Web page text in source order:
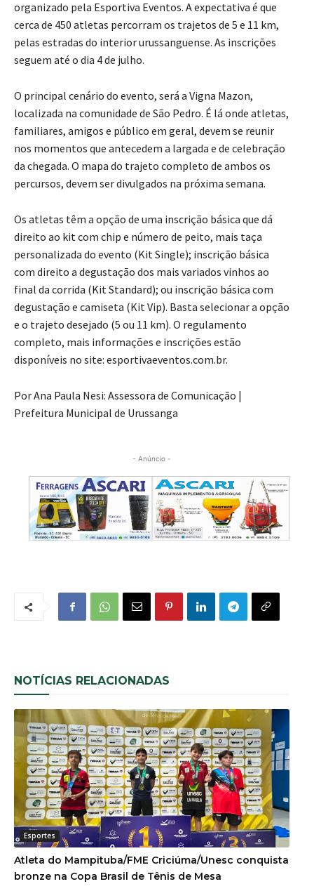
organizado pela Esportiva Eventos. A expectativa é que
cerca de 450 atletas percorram os trajetos de 5 e 11 km,
pelas estradas do interior urussanguense. As inscrições
seguem até o dia 4 de julho.
O principal cenário do evento, será a Vigna Mazon,
localizada na comunidade de São Pedro. É lá onde atletas,
familiares, amigos e público em geral, devem se reunir
nos momentos que antecedem a largada e de celebração
da chegada. O mapa do trajeto completo de ambos os
percursos, devem ser divulgados na próxima semana.
Os atletas têm a opção de uma inscrição básica que dá
direito ao kit com chip e número de peito, mais taça
personalizada do evento (Kit Single); inscrição básica
com direito a degustação dos mais variados vinhos ao
final da corrida (Kit Standard); ou inscrição básica com
degustação e camiseta (Kit Vip). Basta selecionar a opção
e o trajeto desejado (5 ou 11 km). O regulamento
completo, mais informações e inscrições estão
disponíveis no site: esportivaeventos.com.br.
Por Ana Paula Nesi: Assessora de Comunicação |
Prefeitura Municipal de Urussanga
- Anúncio -
NOTÍCIAS RELACIONADAS
Esportes
Atleta do Mampituba/FME Criciúma/Unesc conquista
bronze na Copa Brasil de Tênis de Mesa